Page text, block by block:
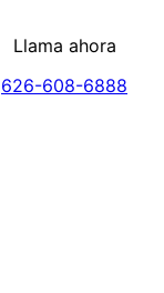
Llama ahora
626-608-6888